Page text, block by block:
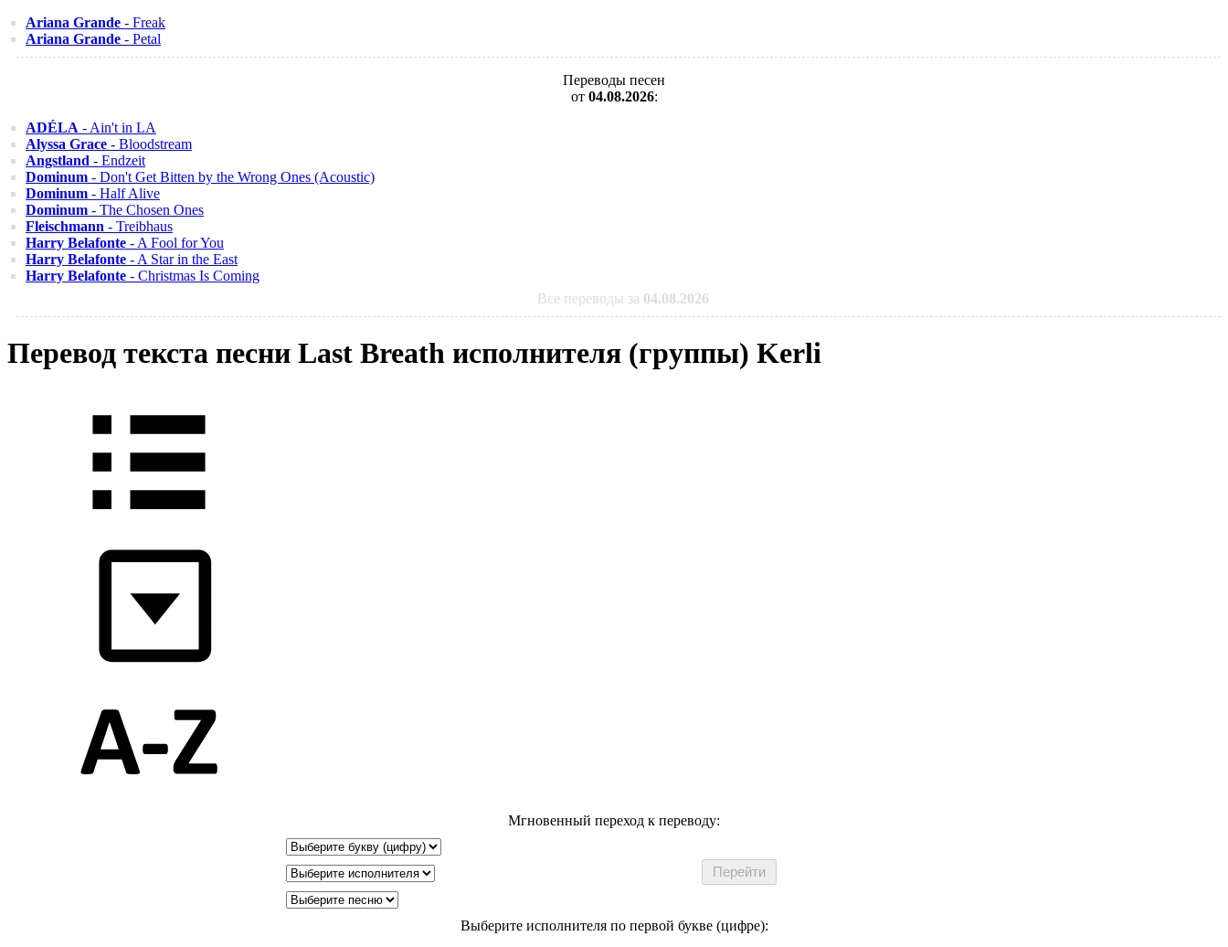
Ariana Grande - Freak
Ariana Grande - Petal
Переводы песен
от 04.08.2026:
ADÉLA - Ain't in LA
Alyssa Grace - Bloodstream
Angstland - Endzeit
Dominum - Don't Get Bitten by the Wrong Ones (Acoustic)
Dominum - Half Alive
Dominum - The Chosen Ones
Fleischmann - Treibhaus
Harry Belafonte - A Fool for You
Harry Belafonte - A Star in the East
Harry Belafonte - Christmas Is Coming
Все переводы за 04.08.2026
Перевод текста песни Last Breath исполнителя (группы) Kerli
Мгновенный переход к переводу:
Выберите исполнителя по первой букве (цифре):